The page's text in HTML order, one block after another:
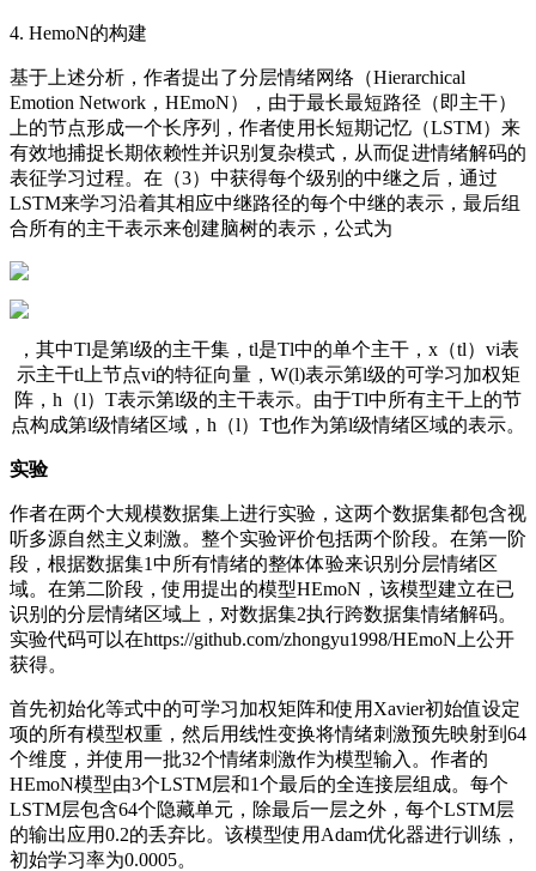
4. HemoN的构建
基于上述分析，作者提出了分层情绪网络（Hierarchical
Emotion Network，HEmoN），由于最长最短路径（即主干）
上的节点形成一个长序列，作者使用长短期记忆（LSTM）来
有效地捕捉长期依赖性并识别复杂模式，从而促进情绪解码的
表征学习过程。在（3）中获得每个级别的中继之后，通过
LSTM来学习沿着其相应中继路径的每个中继的表示，最后组
合所有的主干表示来创建脑树的表示，公式为
，其中Tl是第l级的主干集，tl是Tl中的单个主干，x（tl）vi表
示主干tl上节点vi的特征向量，W(l)表示第l级的可学习加权矩
阵，h（l）T表示第l级的主干表示。由于Tl中所有主干上的节
点构成第l级情绪区域，h（l）T也作为第l级情绪区域的表示。
实验
作者在两个大规模数据集上进行实验，这两个数据集都包含视
听多源自然主义刺激。整个实验评价包括两个阶段。在第一阶
段，根据数据集1中所有情绪的整体体验来识别分层情绪区
域。在第二阶段，使用提出的模型HEmoN，该模型建立在已
识别的分层情绪区域上，对数据集2执行跨数据集情绪解码。
实验代码可以在https://github.com/zhongyu1998/HEmoN上公开
获得。
首先初始化等式中的可学习加权矩阵和使用Xavier初始值设定
项的所有模型权重，然后用线性变换将情绪刺激预先映射到64
个维度，并使用一批32个情绪刺激作为模型输入。作者的
HEmoN模型由3个LSTM层和1个最后的全连接层组成。每个
LSTM层包含64个隐藏单元，除最后一层之外，每个LSTM层
的输出应用0.2的丢弃比。该模型使用Adam优化器进行训练，
初始学习率为0.0005。